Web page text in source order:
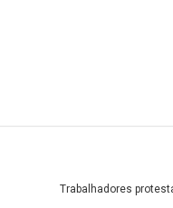
Trabalhadores